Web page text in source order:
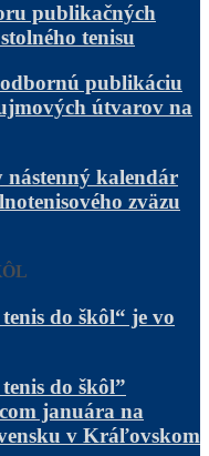
publikačných
tenisu
publikáciu
útvarov na
nástenný kalendár
zväzu
do škôl“ je vo
do škôl”
januára na
v Kráľovskom